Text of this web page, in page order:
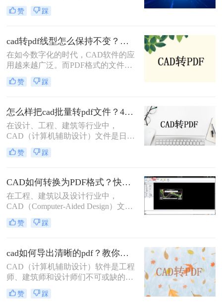
要工具，其转换为PDF（Portable
Document Format）文档的需求日益增
性和内容稳定性，成为了文档共享、
归档和展示的首选。那么如何将CAD
文档转成PDF文档呢？以下将详细介
绍几种将CAD文档转换成PDF文档的
方法。
赞 踩
cad转pdf线型怎么保持不变？试试这3个方法！
在如今数字化的时代，CAD软件的应
用越来越广泛。而PDF格式的文件则
成为了在不同平台之间共享CAD设计
的常用方式。然而，在将CAD文件转
个普遍的问题，那就是线型的变化。
那么cad转pdf线型怎么保持不变呢？
本文将介绍三种方法，帮助您实现
CAD转PDF的过程中线型的完美保
留。
赞 踩
怎么样把cad批量转pdf文件？4种解决方法快来试试吧！
在设计、工程、建筑等行业中，
CAD（计算机辅助设计）文件是日常
工作中不可或缺的一部分。然而，为
了便于分享、打印或存档，经常需要
么样把cad批量转pdf文件呢？本文将
详细介绍几种将CAD文件批量转换为
PDF文件的方法，帮助用户高效完成
这一任务。
赞 踩
CAD如何转换为PDF格式？快来试试这三种方法吧！
在工程、建筑以及设计行业中，
CAD（Computer-Aided Design）文件
是存储和交流复杂设计信息的标准格
式。然而，PDF（Portable Document
易于分享的特点，在日常工作中也占
据着重要地位。因此，将CAD文件转
换为PDF格式，成为了许多专业人士
的必要技能。那么CAD如何转换为
PDF格式呢？本文将详细介绍几种常
用的CAD转PDF的方法，帮助您掌握
赞 踩
cad如何导出清晰的pdf？教你二个实用方法！
​CAD（计算机辅助设计）软件是工程
师、建筑师和设计师们不可或缺的工
具，而PDF（可移植文档格式）文件
则因其跨平台兼容性和内容稳定性，
赞 踩